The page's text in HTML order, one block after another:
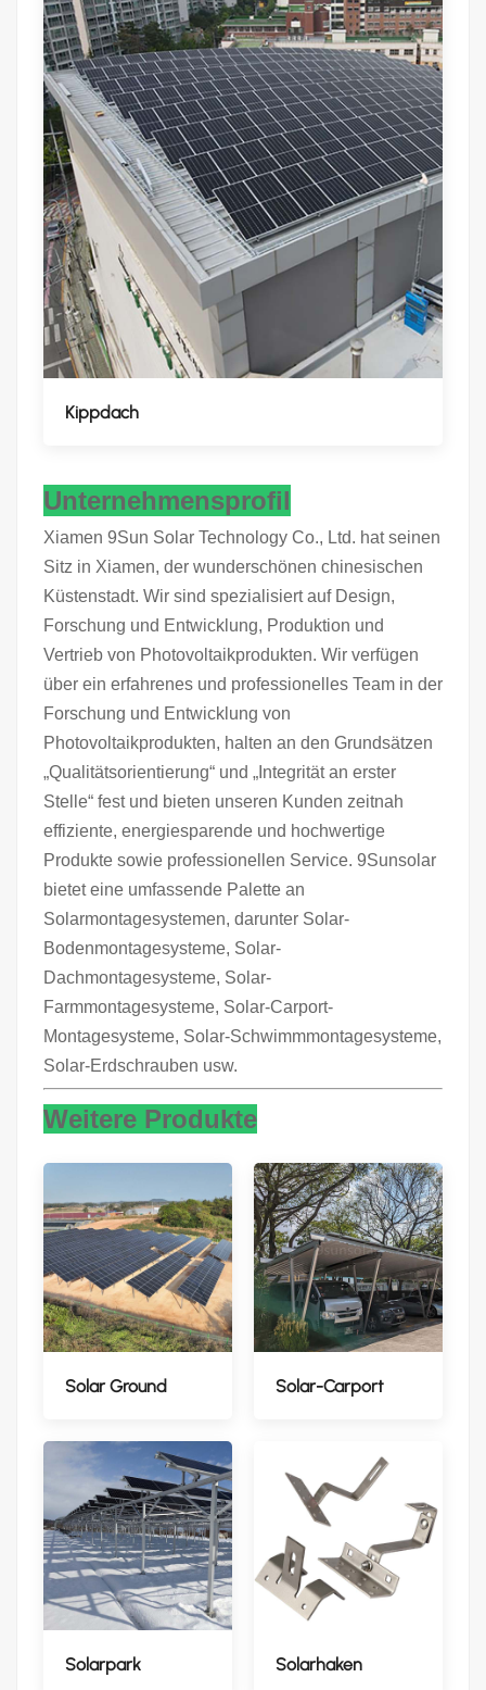
Kippdach
Unternehmensprofil
Xiamen 9Sun Solar Technology Co., Ltd. hat seinen
Sitz in Xiamen, der wunderschönen chinesischen
Küstenstadt. Wir sind spezialisiert auf Design,
Forschung und Entwicklung, Produktion und
Vertrieb von Photovoltaikprodukten. Wir verfügen
über ein erfahrenes und professionelles Team in der
Forschung und Entwicklung von
Photovoltaikprodukten, halten an den Grundsätzen
„Qualitätsorientierung“ und „Integrität an erster
Stelle“ fest und bieten unseren Kunden zeitnah
effiziente, energiesparende und hochwertige
Produkte sowie professionellen Service. 9Sunsolar
bietet eine umfassende Palette an
Solarmontagesystemen, darunter Solar-
Bodenmontagesysteme, Solar-
Dachmontagesysteme, Solar-
Farmmontagesysteme, Solar-Carport-
Montagesysteme, Solar-Schwimmmontagesysteme,
Solar-Erdschrauben usw.
Weitere Produkte
Solar Ground Solar-Carport
Solarpark Solarhaken